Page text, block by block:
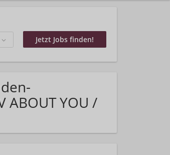
YOU /